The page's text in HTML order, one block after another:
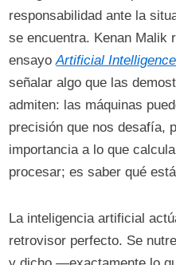
responsabilidad ante la
se encuentra. Kenan Malik
ensayoArtificial
señalar algo que las
admiten: las máquinas
precisión que nos desafía,
importancia a lo que
procesar; es saber qué
La inteligencia artificial
retrovisor perfecto. Se